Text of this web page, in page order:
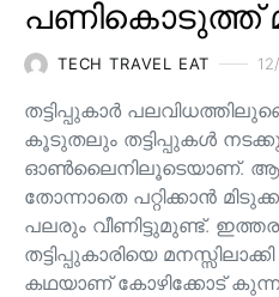
പണികൊടുത്ത്
TECH TRAVEL EAT
തട്ടിപ്പുകാർ
കൂടുതലും തട്ടിപ്പുകൾ
ഓൺലൈനിലൂടെയാണ്.
തോന്നാതെ പറ്റിക്കാൻ
പലരും വീണിട്ടുമുണ്ട്.
തട്ടിപ്പുകാരിയെ
കഥയാണ് കോഴിക്കോട്